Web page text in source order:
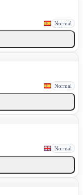
Normal
Normal
Normal